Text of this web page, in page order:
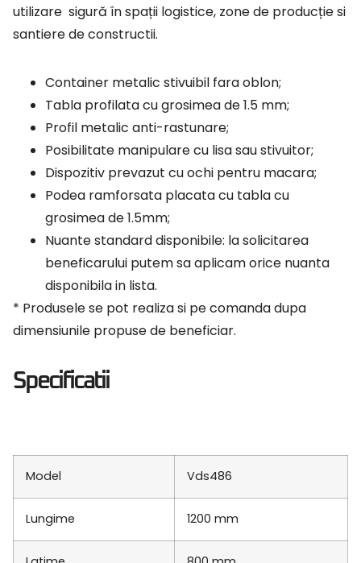
utilizare sigură în spații logistice, zone de producție si
santiere de constructii.
Container metalic stivuibil fara oblon;
Tabla profilata cu grosimea de 1.5 mm;
Profil metalic anti-rastunare;
Posibilitate manipulare cu lisa sau stivuitor;
Dispozitiv prevazut cu ochi pentru macara;
Podea ramforsata placata cu tabla cu
grosimea de 1.5mm;
Nuante standard disponibile: la solicitarea
beneficarului putem sa aplicam orice nuanta
disponibila in lista.
* Produsele se pot realiza si pe comanda dupa
dimensiunile propuse de beneficiar.
Specificatii
Model Vds486
Lungime 1200 mm